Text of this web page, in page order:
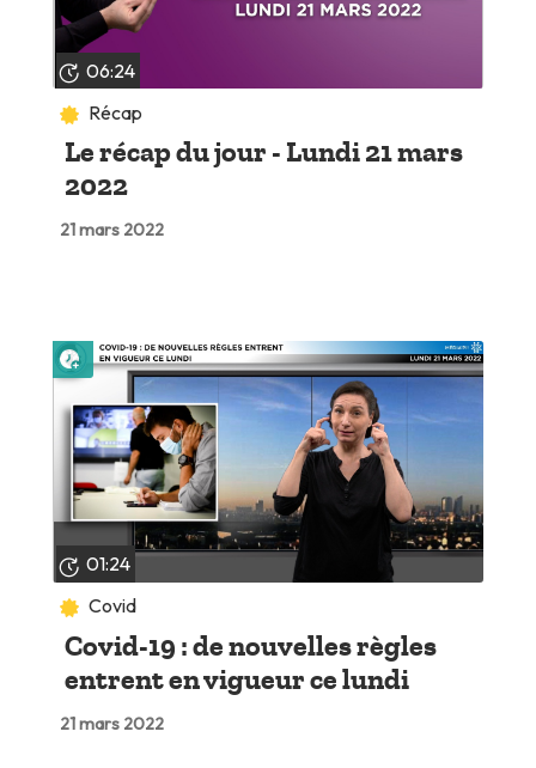
06:24
Récap
Le récap du jour - Lundi 21 mars
2022
21 mars 2022
01:24
Covid
Covid-19 : de nouvelles règles
entrent en vigueur ce lundi
21 mars 2022
Lire plus tard